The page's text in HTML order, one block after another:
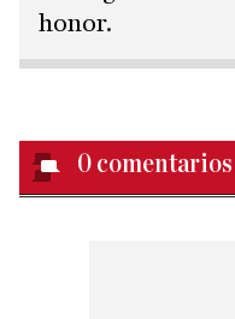
honor.
0 comentarios